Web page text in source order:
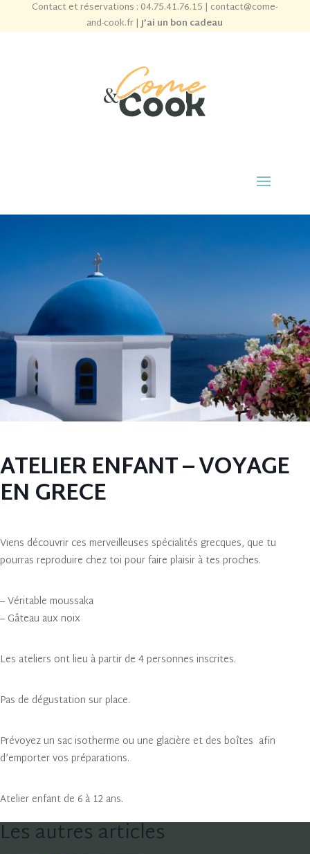
Contact et réservations : 04.75.41.76.15 | contact@come-
and-cook.fr|J’ai un bon cadeau
ATELIER ENFANT – VOYAGE
EN GRECE
Viens découvrir ces merveilleuses spécialités grecques, que tu
pourras reproduire chez toi pour faire plaisir à tes proches.
– Véritable moussaka
– Gâteau aux noix
Les ateliers ont lieu à partir de 4 personnes inscrites.
Pas de dégustation sur place.
Prévoyez un sac isotherme ou une glacière et des boîtes afin
d’emporter vos préparations.
Atelier enfant de 6 à 12 ans.
Les autres articles